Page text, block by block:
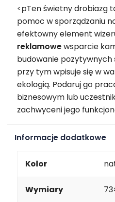
<pTen świetny drobiazg
pomoc w sporządzaniu
efektowny element
reklamowewsparcie
budowanie pozytywnych
przy tym wpisuje się w
ekologią. Podaruj go
biznesowym lub
zachwyceni jego
Informacje dodatkowe
Kolor
Wymiary